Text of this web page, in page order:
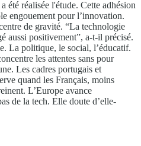
été réalisée l'étude. Cette adhésion
engouement pour l’innovation.
de gravité. “La technologie
aussi positivement”, a-t-il précisé.
La politique, le social, l’éducatif.
les attentes sans pour
Les cadres portugais et
quand les Français, moins
L’Europe avance
de la tech. Elle doute d’elle-